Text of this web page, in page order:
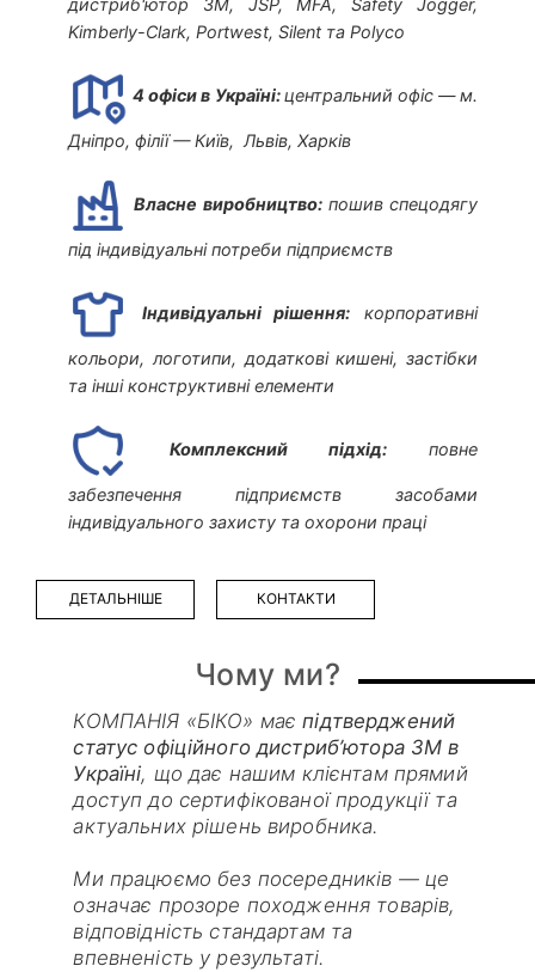
Kimberly-Clark, Portwest, Silent та Polyco
4 офіси в Україні:центральний офіс — м.
Дніпро, філії — Київ, Львів, Харків
Власне виробництво:пошив спецодягу
під індивідуальні потреби підприємств
Індивідуальні рішення: корпоративні
кольори, логотипи, додаткові кишені, застібки
та інші конструктивні елементи
Комплексний підхід: повне
забезпечення підприємств засобами
індивідуального захисту та охорони праці
ДЕТАЛЬНІШЕ КОНТАКТИ
Чому ми?
КОМПАНІЯ «БІКО» маєпідтверджений
статус офіційного дистриб’ютора 3M в
Україні, що дає нашим клієнтам прямий
доступ до сертифікованої продукції та
актуальних рішень виробника.
Ми працюємо без посередників — це
означає прозоре походження товарів,
відповідність стандартам та
впевненість у результаті.